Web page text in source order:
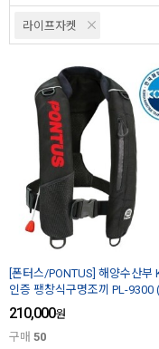
라이프자켓
[폰터스/PONTUS] 해양수산부
인증 팽창식구명조끼 PL-9300
210,000원
구매 50